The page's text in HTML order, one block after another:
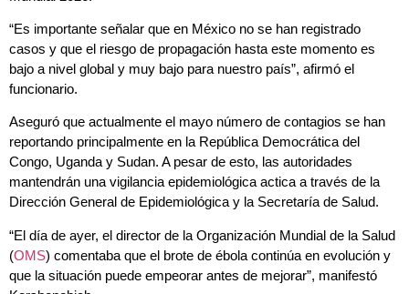
“Es importante señalar que en México no se han registrado
casos y que el riesgo de propagación hasta este momento es
bajo a nivel global y muy bajo para nuestro país”, afirmó el
funcionario.
Aseguró que actualmente el mayo número de contagios se han
reportando principalmente en la República Democrática del
Congo, Uganda y Sudan. A pesar de esto, las autoridades
mantendrán una vigilancia epidemiológica actica a través de la
Dirección General de Epidemiológica y la Secretaría de Salud.
“El día de ayer, el director de la Organización Mundial de la Salud
(OMS) comentaba que el brote de ébola continúa en evolución y
que la situación puede empeorar antes de mejorar”, manifestó